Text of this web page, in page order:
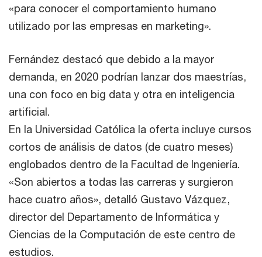
«para conocer el comportamiento humano
utilizado por las empresas en marketing».
Fernández destacó que debido a la mayor
demanda, en 2020 podrían lanzar dos maestrías,
una con foco en big data y otra en inteligencia
artificial.
En la Universidad Católica la oferta incluye cursos
cortos de análisis de datos (de cuatro meses)
englobados dentro de la Facultad de Ingeniería.
«Son abiertos a todas las carreras y surgieron
hace cuatro años», detalló Gustavo Vázquez,
director del Departamento de Informática y
Ciencias de la Computación de este centro de
estudios.